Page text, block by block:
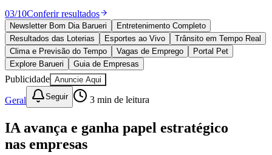
Esportes
Saúde
Segurança
Cultura
Meio Ambiente
Obras
Educação
Bairros de Barueri
Selecione sua regiãoPara notícias da sua região
03/10Conferir resultados
Newsletter Bom Dia Barueri
Entretenimento Completo
Resultados das Loterias
Esportes ao Vivo
Trânsito em Tempo Real
Clima e Previsão do Tempo
Vagas de Emprego
Portal Pet
Explore Barueri
Guia de Empresas
Publicidade Anuncie Aqui
Geral Seguir 3 min de leitura
IA avança e ganha papel estratégico
nas empresas